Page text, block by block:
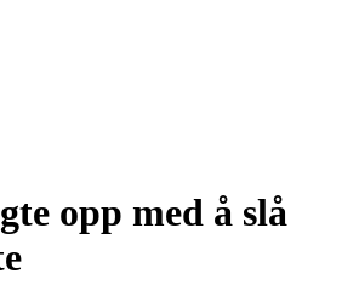
opp med å slå